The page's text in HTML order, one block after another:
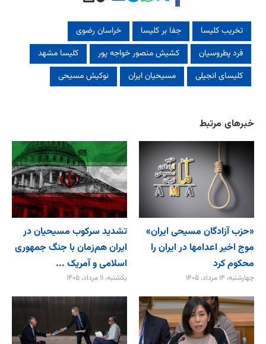
تخریب کلیسا جفا بر کلیسا
خراسان رضوی
فرد پطروسیان
کشیش منصور خواجه پور
کلیسا مشهد
کلیسای انجیلی
مسیحیان ایران نوکیش مسیحی
خبرهای مرتبط
«حزب آزادگان مسیحی ایران»
موج اخیر اعدامها در ایران را
محکوم کرد
چهارشنبه، ۱۴ مرداد، ۱۴۰۵
تشدید سرکوب مسیحیان در
ایران هم‌زمان با جنگ جمهوری
اسلامی و آمریک ...
یکشنبه، ۱۱ مرداد، ۱۴۰۵